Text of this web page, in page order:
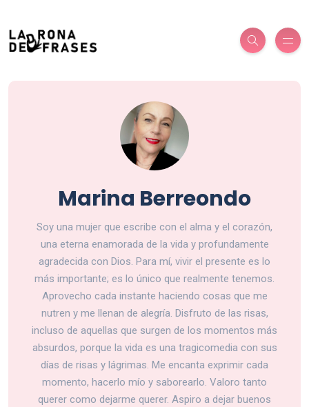
Marina Berreondo
Soy una mujer que escribe con el alma y el corazón,
una eterna enamorada de la vida y profundamente
agradecida con Dios. Para mí, vivir el presente es lo
más importante; es lo único que realmente tenemos.
Aprovecho cada instante haciendo cosas que me
nutren y me llenan de alegría. Disfruto de las risas,
incluso de aquellas que surgen de los momentos más
absurdos, porque la vida es una tragicomedia con sus
días de risas y lágrimas. Me encanta exprimir cada
momento, hacerlo mío y saborearlo. Valoro tanto
querer como dejarme querer. Aspiro a dejar buenos